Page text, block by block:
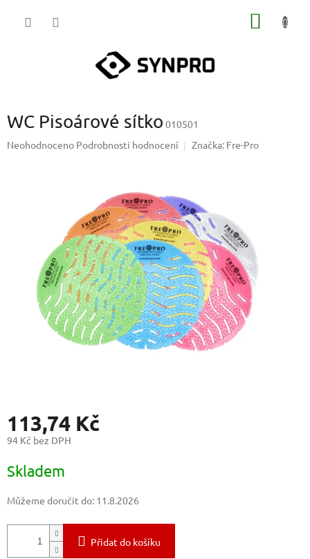
WC Pisoárové sítko 010501
Průměrné
Neohodnoceno Podrobnosti hodnocení Značka: Fre-Pro
113,74 Kč
94 Kč bez DPH
cena:
Skladem
Můžeme doručit do: 11.8.2026
Přidat do košíku